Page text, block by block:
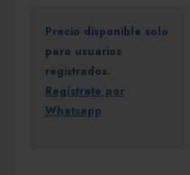
Precio disponible solo
para usuarios
registrados.
Regístrate por
Whatsapp